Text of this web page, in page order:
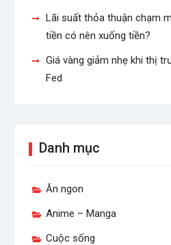
Lãi suất thỏa thuận chạm
tiền có nên xuống tiền?
Giá vàng giảm nhẹ khi thị
Fed
Danh mục
Ăn ngon
Anime – Manga
Cuộc sống